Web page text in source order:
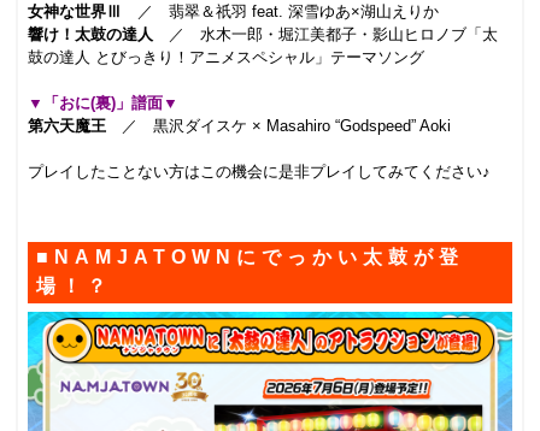
女神な世界Ⅲ
／ 翡翠＆祇羽 feat. 深雪ゆあ×湖山えりか
響け！太鼓の達人
／ 水木一郎・堀江美都子・影山ヒロノブ「太
鼓の達人 とびっきり！アニメスペシャル」テーマソング
▼「おに(裏)」譜面▼
第六天魔王 ／ 黒沢ダイスケ × Masahiro “Godspeed” Aoki
プレイしたことない方はこの機会に是非プレイしてみてください♪
■NAMJATOWNにでっかい太鼓が登
場！？